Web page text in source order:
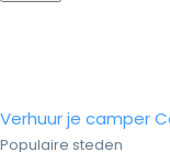
Verhuur je camper
Populaire steden